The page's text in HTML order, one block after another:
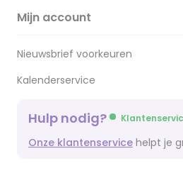
Mijn account
Nieuwsbrief voorkeuren
Kalenderservice
Hulp nodig?
Onze klantenservice helpt je